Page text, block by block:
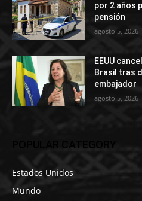
por 2 años
pensión
agosto 5, 2026
EEUU
Brasil tras
embajador
agosto 5, 2026
POPULAR CATEGORY
Estados Unidos
Mundo